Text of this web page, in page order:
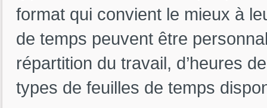
format qui convient le mieux à
de temps peuvent être
répartition du travail, d’heures
types de feuilles de temps